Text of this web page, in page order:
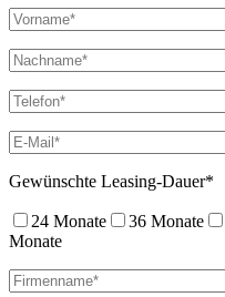
Gewünschte Leasing-Dauer*
24 Monate 36 Monate
Monate